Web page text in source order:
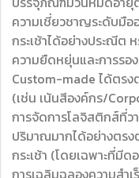
ความเชี่ยวชาญระดับมื
กระเช้าได้อย่างประณีต
ความยืดหยุ่นและการรอ
Custom-made ได้ตรง
(เช่น เน้นสีองค์กร/
การจัดการโลจิสติกส์ที่ว
ปริมาณมากได้อย่างตรง
กระเช้า (โดยเฉพาะที่มี
การเฉลิมฉลองความสำ